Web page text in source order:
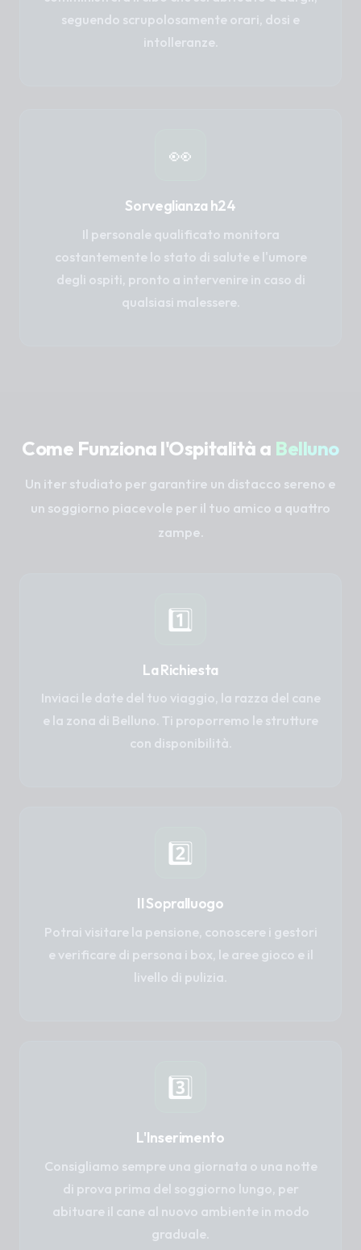
seguendo scrupolosamente orari, dosi e
intolleranze.
👀
Sorveglianza h24
Il personale qualificato monitora
costantemente lo stato di salute e l'umore
degli ospiti, pronto a intervenire in caso di
qualsiasi malessere.
Come Funziona l'Ospitalità a Belluno
Un iter studiato per garantire un distacco sereno e
un soggiorno piacevole per il tuo amico a quattro
zampe.
1️⃣
La Richiesta
Inviaci le date del tuo viaggio, la razza del cane
e la zona di Belluno. Ti proporremo le strutture
con disponibilità.
2️⃣
Il Sopralluogo
Potrai visitare la pensione, conoscere i gestori
e verificare di persona i box, le aree gioco e il
livello di pulizia.
3️⃣
L'Inserimento
Consigliamo sempre una giornata o una notte
di prova prima del soggiorno lungo, per
abituare il cane al nuovo ambiente in modo
graduale.